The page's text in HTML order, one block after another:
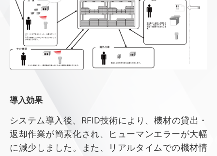
導⼊効果
システム導入後、RFID技術により、機材の貸出・
返却作業が簡素化され、ヒューマンエラーが大幅
に減少しました。また、リアルタイムでの機材情